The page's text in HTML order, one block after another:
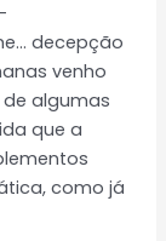
decepção
venho
algumas
que a
como já